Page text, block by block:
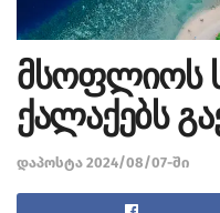
მსოფლიოს
ქალაქებს
დაპოსტა 2024/08/07-ში